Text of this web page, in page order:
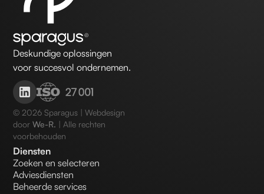
Deskundige oplossingen
voor succesvol ondernemen.
© 2026 Sparagus | Webdesign
doorWe-R. | Alle rechten
voorbehouden
Diensten
Zoeken en selecteren
Adviesdiensten
Beheerde services